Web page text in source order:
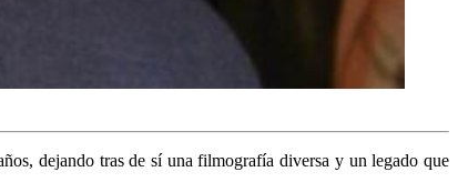
dejando tras de sí una filmografía diversa y un legado que